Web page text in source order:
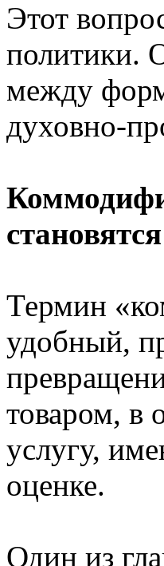
Этот
политики.
между
духовно-
Термин
удобный,
товаром, в
услугу,
оценке.
Один из